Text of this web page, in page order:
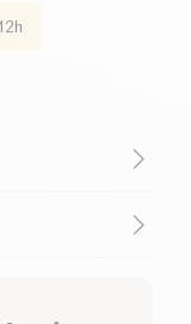
de cette